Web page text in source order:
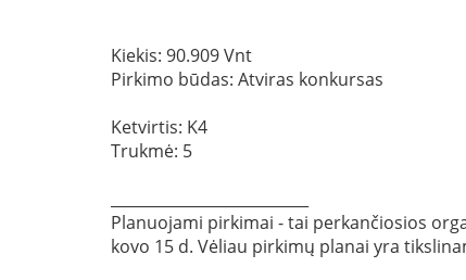
Kiekis: 90.909 Vnt
Pirkimo būdas: Atviras konkursas
Ketvirtis: K4
Trukmė: 5
Planuojami pirkimai - tai perkančiosios
kovo 15 d. Vėliau pirkimų planai yra